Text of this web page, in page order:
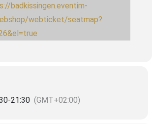
badkissingen.eventim-
webticket/seatmap?
-21:30 (GMT+02:00)